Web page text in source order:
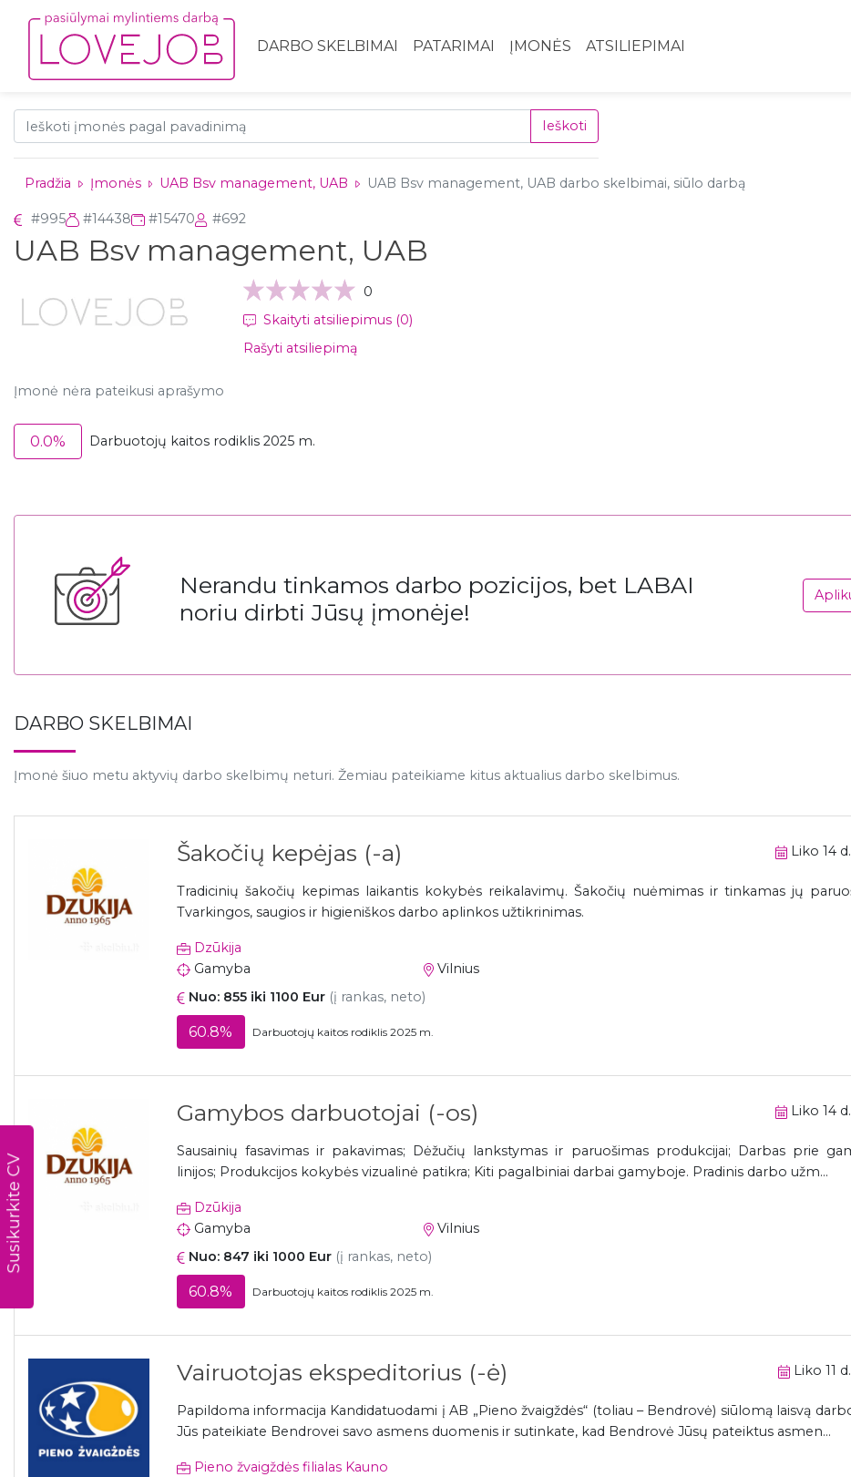
DARBO SKELBIMAI PATARIMAI ĮMONĖS ATSILIEPIMAI
Susikurkite CV
Ieškoti
Pradžia Įmonės UAB Bsv management, UAB UAB Bsv management, UAB darbo skelbimai, siūlo darbą
#995 #14438 #15470 #692
UAB Bsv management, UAB
0
Skaityti atsiliepimus (0)
Rašyti atsiliepimą
Įmonė nėra pateikusi aprašymo
0.0% Darbuotojų kaitos rodiklis 2025 m.
Nerandu tinkamos darbo pozicijos, bet LABAI
noriu dirbti Jūsų įmonėje!
DARBO SKELBIMAI
Įmonė šiuo metu aktyvių darbo skelbimų neturi. Žemiau pateikiame kitus aktualius darbo skelbimus.
Šakočių kepėjas (-a) Liko 14 d.
Tradicinių šakočių kepimas laikantis kokybės reikalavimų. Šakočių nuėmimas ir tinkamas jų
Tvarkingos, saugios ir higieniškos darbo aplinkos užtikrinimas.
Dzūkija
Gamyba
Vilnius
Nuo: 855 iki 1100 Eur (į rankas, neto)
60.8% Darbuotojų kaitos rodiklis 2025 m.
Gamybos darbuotojai (-os) Liko 14 d.
Sausainių fasavimas ir pakavimas; Dėžučių lankstymas ir paruošimas produkcijai; Darbas prie
linijos; Produkcijos kokybės vizualinė patikra; Kiti pagalbiniai darbai gamyboje. Pradinis darbo užm...
Dzūkija
Gamyba
Vilnius
Nuo: 847 iki 1000 Eur (į rankas, neto)
60.8% Darbuotojų kaitos rodiklis 2025 m.
Vairuotojas ekspeditorius (-ė) Liko 11 d.
Papildoma informacija Kandidatuodami į AB „Pieno žvaigždės“ (toliau – Bendrovė) siūlomą laisvą
Jūs pateikiate Bendrovei savo asmens duomenis ir sutinkate, kad Bendrovė Jūsų pateiktus asmen...
Pieno žvaigždės filialas Kauno